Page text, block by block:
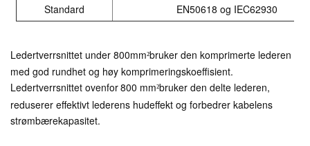
Standard
EN50618 og IEC62930
Ledertverrsnittet under 800mm²bruker den komprimerte lederen
med god rundhet og høy komprimeringskoeffisient.
Ledertverrsnittet ovenfor800 mm²bruker den delte lederen,
reduserer effektivt lederens hudeffekt og forbedrer kabelens
strømbærekapasitet.